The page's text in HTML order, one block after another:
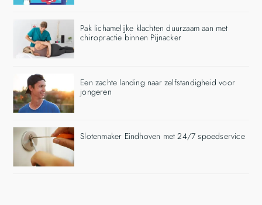
Pak lichamelijke klachten duurzaam aan met
chiropractie binnen Pijnacker
Een zachte landing naar zelfstandigheid voor
jongeren
Slotenmaker Eindhoven met 24/7 spoedservice